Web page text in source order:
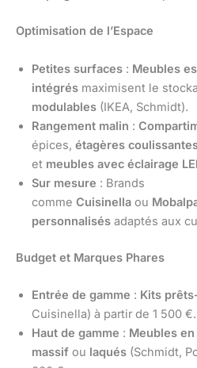
Optimisation de l’Espace
Petites surfaces : Meubles
intégrés maximisent le
modulables (IKEA, Schmidt).
Rangement malin :
épices, étagères
et meubles avec éclairage
Sur mesure : Brands
comme Cuisinella ou
personnalisés adaptés aux
Budget et Marques Phares
Entrée de gamme : Kits
Cuisinella) à partir de 1 500 €.
Haut de gamme : Meubles
massif ou laqués (Schmidt,